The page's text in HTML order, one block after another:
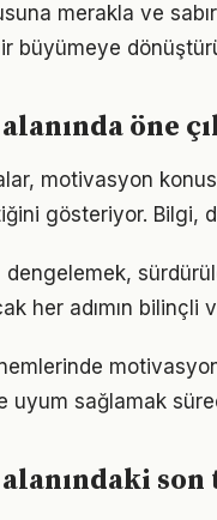
merakla ve
büyümeye
öne
motivasyon
gösteriyor. Bilgi,
dengelemek,
her adımın bilinçli
uyum sağlamak